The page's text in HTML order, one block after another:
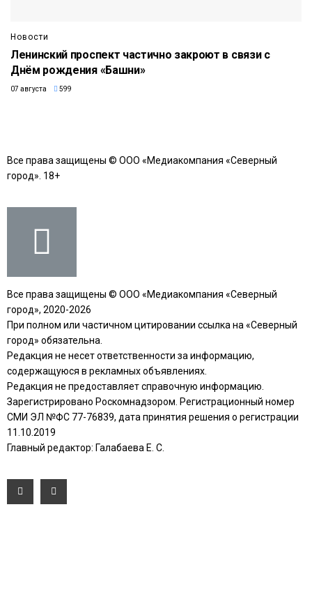
Новости
Ленинский проспект частично закроют в связи с
Днём рождения «Башни»
07 августа 599
Все права защищены © ООО «Медиакомпания «Северный
город». 18+
Все права защищены © ООО «Медиакомпания «Северный
город», 2020-2026
При полном или частичном цитировании ссылка на «Северный
город» обязательна.
Редакция не несет ответственности за информацию,
содержащуюся в рекламных объявлениях.
Редакция не предоставляет справочную информацию.
Зарегистрировано Роскомнадзором. Регистрационный номер
СМИ ЭЛ №ФС 77-76839, дата принятия решения о регистрации
11.10.2019
Главный редактор: Галабаева Е. С.